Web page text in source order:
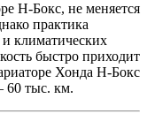
Н-Бокс, не меняется
практика
и климатических
быстро приходит
Хонда Н-Бокс
60 тыс. км.